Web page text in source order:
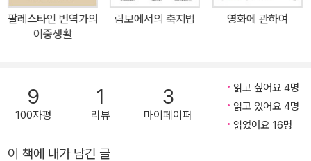
거장의 원고가 주어졌어요. 설레며 한글 파일을 열자, 화면에 견명조
체로 된 무시무시한 글자들이 출현했습니다. 이 세상이 나아갈 길에
장으로 만드는 것이었습니다……. 첫 책 『교정의 요정』을 펴낸 유리관
님은 출판노동자입니다. 그가 교수들의 원고를 교정하는 일을 하면서
미쳐 가고 있다는 건 놀랍지 않습니다. 제가 놀란 것은 직장에서 그가
팔레스타인 번역가의
이중생활
림보에서의 축지법 영화에 관하여
9
100자평
1
리뷰
3
마이페이퍼
읽고 싶어요 4명
읽고 있어요 4명
읽었어요 16명
이 책에 내가 남긴 글